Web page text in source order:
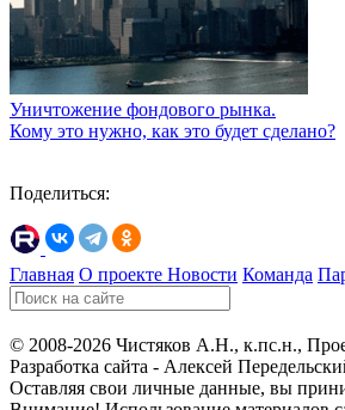
Уничтожение фондового рынка.
Кому это нужно, как это будет сделано?
Поделиться:
Главная О проекте Новости Команда
© 2008-2026 Чистяков А.Н., к.пс.н.,
Разработка сайта - Алексей
Оставляя свои личные данные, вы